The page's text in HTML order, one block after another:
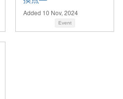
Added 10 Nov, 2024
Event